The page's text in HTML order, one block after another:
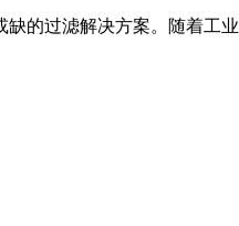
的过滤解决方案。随着工